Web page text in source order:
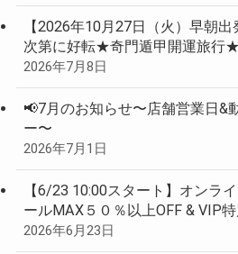
【2026年10月27日（火）早朝出
次第に好転★奇門遁甲開運旅行★
2026年7月8日
📢7月のお知らせ〜店舗営業日&
ー〜
2026年7月1日
【6/23 10:00スタート】オンラ
ールMAX５０％以上OFF & VIP
2026年6月23日